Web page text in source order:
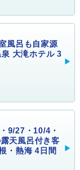
風呂も自家源
大滝ホテル 3
9/27・10/4・
天風呂付き客
・熱海 4日間